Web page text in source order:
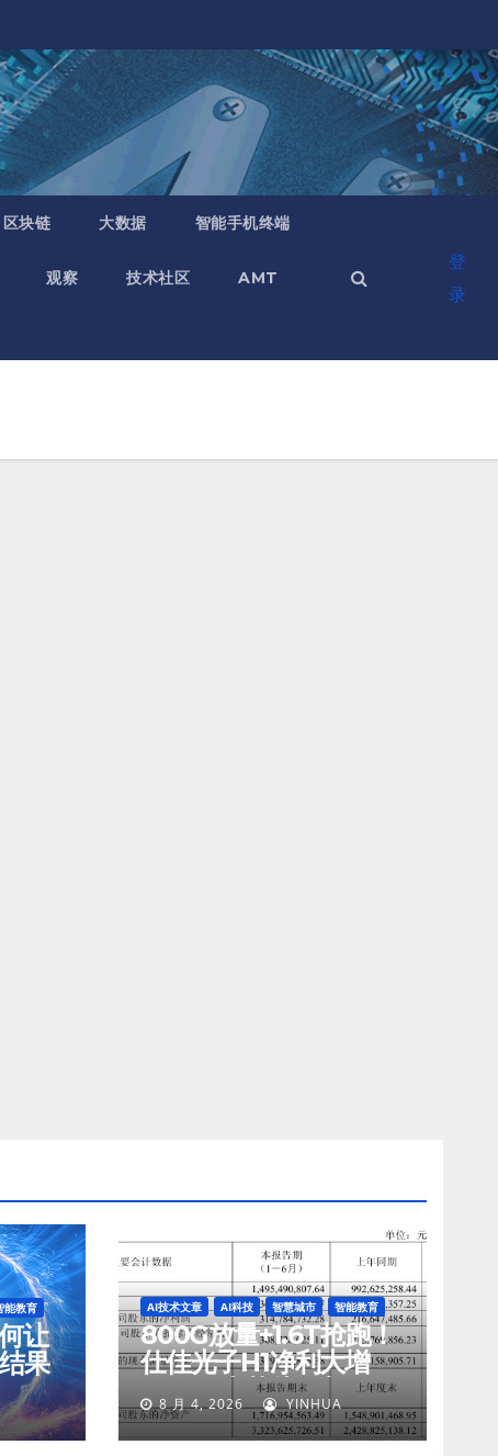
区块链 大数据 智能手机终端
观察 技术社区 AMT
登
录
能教育
让
果
AI技术文章 AI科技 智慧城市 智能教育
800G放量+1.6T抢跑！
仕佳光子H1净利大增
45%，光芯片收入狂飙
77%
8 月 4, 2026 YINHUA